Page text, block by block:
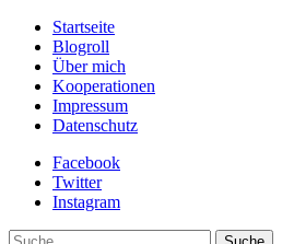
Startseite
Blogroll
Über mich
Kooperationen
Impressum
Datenschutz
Facebook
Twitter
Instagram
Suche